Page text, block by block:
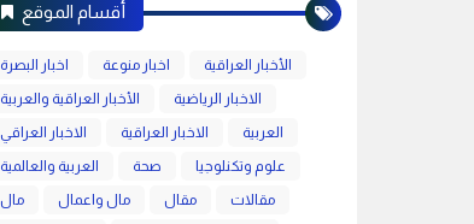
أقسام الموقع
اخبار البصرة اخبار منوعة
الأخبار العراقية
الأخبار العراقية والعربية
الاخبار الرياضية
الاخبار العراقي
الاخبار العراقية
العربية
العربية والعالمية
صحة
علوم وتكنلوجيا
مال
مال واعمال مقال
مقالات